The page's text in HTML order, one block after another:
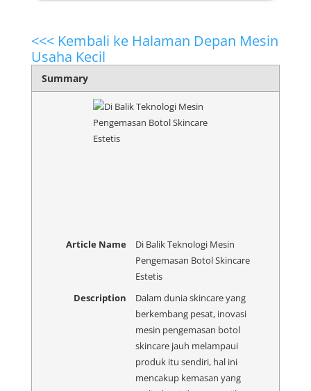
<<< Kembali ke Halaman Depan Mesin
Usaha Kecil
Summary
Article Name
Di Balik Teknologi Mesin
Pengemasan Botol Skincare
Estetis
Description
Dalam dunia skincare yang
berkembang pesat, inovasi
mesin pengemasan botol
skincare jauh melampaui
produk itu sendiri, hal ini
mencakup kemasan yang